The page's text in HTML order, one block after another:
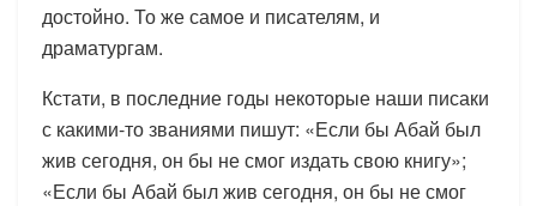
достойно. То же самое и писателям, и
драматургам.
Кстати, в последние годы некоторые наши писаки
с какими-то званиями пишут: «Если бы Абай был
жив сегодня, он бы не смог издать свою книгу»;
«Если бы Абай был жив сегодня, он бы не смог